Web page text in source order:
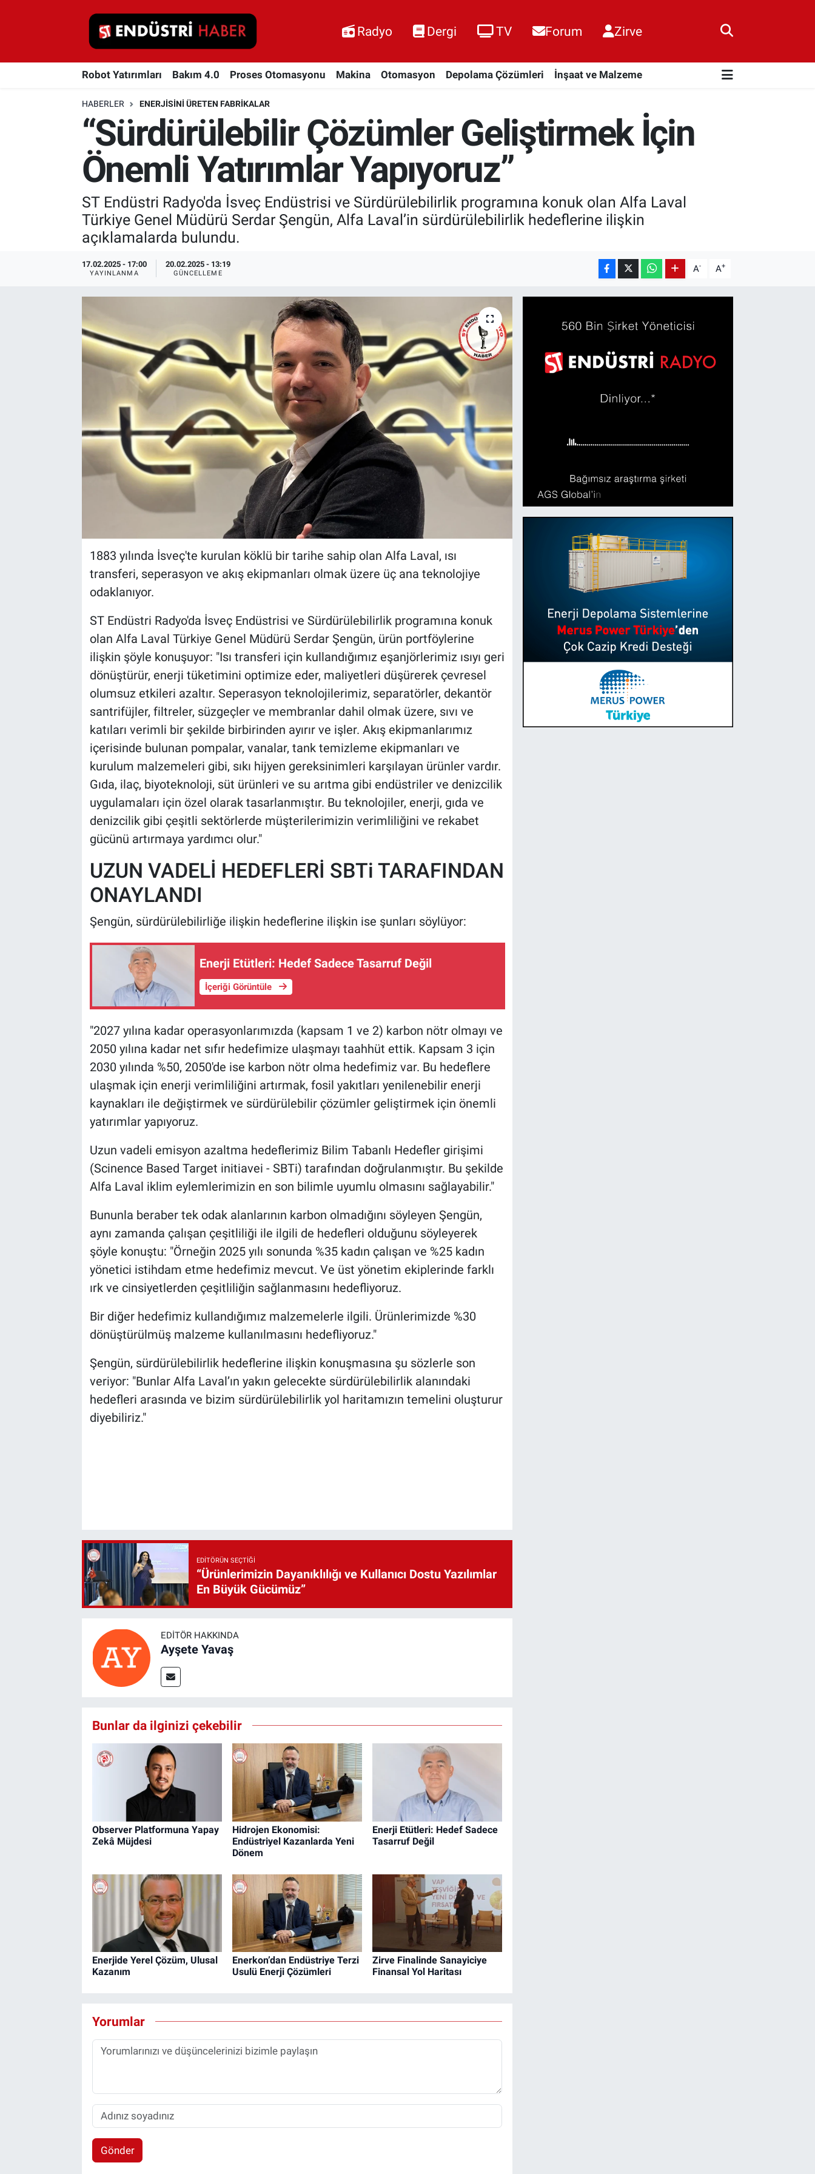
Radyo Dergi TV Forum Zirve
Robot Yatırımları Bakım 4.0 Proses Otomasyonu Makina Otomasyon Depolama Çözümleri İnşaat ve Malzeme
HABERLER ENERJISINI ÜRETEN FABRIKALAR
“Sürdürülebilir Çözümler Geliştirmek İçin
Önemli Yatırımlar Yapıyoruz”
ST Endüstri Radyo'da İsveç Endüstrisi ve Sürdürülebilirlik programına konuk olan Alfa Laval
Türkiye Genel Müdürü Serdar Şengün, Alfa Laval’in sürdürülebilirlik hedeflerine ilişkin
açıklamalarda bulundu.
17.02.2025 - 17:00
YAYINLANMA
20.02.2025 - 13:19
GÜNCELLEME A- A+
1883 yılında İsveç'te kurulan köklü bir tarihe sahip olan Alfa Laval, ısı
transferi, seperasyon ve akış ekipmanları olmak üzere üç ana teknolojiye
odaklanıyor.
ST Endüstri Radyo'da İsveç Endüstrisi ve Sürdürülebilirlik programına konuk
olan Alfa Laval Türkiye Genel Müdürü Serdar Şengün, ürün portföylerine
ilişkin şöyle konuşuyor: "Isı transferi için kullandığımız eşanjörlerimiz ısıyı geri
dönüştürür, enerji tüketimini optimize eder, maliyetleri düşürerek çevresel
olumsuz etkileri azaltır. Seperasyon teknolojilerimiz, separatörler, dekantör
santrifüjler, filtreler, süzgeçler ve membranlar dahil olmak üzere, sıvı ve
katıları verimli bir şekilde birbirinden ayırır ve işler. Akış ekipmanlarımız
içerisinde bulunan pompalar, vanalar, tank temizleme ekipmanları ve
kurulum malzemeleri gibi, sıkı hijyen gereksinimleri karşılayan ürünler vardır.
Gıda, ilaç, biyoteknoloji, süt ürünleri ve su arıtma gibi endüstriler ve denizcilik
uygulamaları için özel olarak tasarlanmıştır. Bu teknolojiler, enerji, gıda ve
denizcilik gibi çeşitli sektörlerde müşterilerimizin verimliliğini ve rekabet
gücünü artırmaya yardımcı olur."
UZUN VADELİ HEDEFLERİ SBTi TARAFINDAN
ONAYLANDI
Şengün, sürdürülebilirliğe ilişkin hedeflerine ilişkin ise şunları söylüyor:
Enerji Etütleri: Hedef Sadece Tasarruf Değil
İçeriği Görüntüle
"2027 yılına kadar operasyonlarımızda (kapsam 1 ve 2) karbon nötr olmayı ve
2050 yılına kadar net sıfır hedefimize ulaşmayı taahhüt ettik. Kapsam 3 için
2030 yılında %50, 2050'de ise karbon nötr olma hedefimiz var. Bu hedeflere
ulaşmak için enerji verimliliğini artırmak, fosil yakıtları yenilenebilir enerji
kaynakları ile değiştirmek ve sürdürülebilir çözümler geliştirmek için önemli
yatırımlar yapıyoruz.
Uzun vadeli emisyon azaltma hedeflerimiz Bilim Tabanlı Hedefler girişimi
(Scinence Based Target initiavei - SBTi) tarafından doğrulanmıştır. Bu şekilde
Alfa Laval iklim eylemlerimizin en son bilimle uyumlu olmasını sağlayabilir."
Bununla beraber tek odak alanlarının karbon olmadığını söyleyen Şengün,
aynı zamanda çalışan çeşitliliği ile ilgili de hedefleri olduğunu söyleyerek
şöyle konuştu: "Örneğin 2025 yılı sonunda %35 kadın çalışan ve %25 kadın
yönetici istihdam etme hedefimiz mevcut. Ve üst yönetim ekiplerinde farklı
ırk ve cinsiyetlerden çeşitliliğin sağlanmasını hedefliyoruz.
Bir diğer hedefimiz kullandığımız malzemelerle ilgili. Ürünlerimizde %30
dönüştürülmüş malzeme kullanılmasını hedefliyoruz."
Şengün, sürdürülebilirlik hedeflerine ilişkin konuşmasına şu sözlerle son
veriyor: "Bunlar Alfa Laval’ın yakın gelecekte sürdürülebilirlik alanındaki
hedefleri arasında ve bizim sürdürülebilirlik yol haritamızın temelini oluşturur
diyebiliriz."
EDITÖRÜN SEÇTIĞI
“Ürünlerimizin Dayanıklılığı ve Kullanıcı Dostu Yazılımlar
En Büyük Gücümüz”
EDITÖR HAKKINDA
Ayşete Yavaş
Bunlar da ilginizi çekebilir
Observer Platformuna Yapay
Zekâ Müjdesi
Hidrojen Ekonomisi:
Endüstriyel Kazanlarda Yeni
Dönem
Enerji Etütleri: Hedef Sadece
Tasarruf Değil
Enerjide Yerel Çözüm, Ulusal
Kazanım
Enerkon’dan Endüstriye Terzi
Usulü Enerji Çözümleri
Zirve Finalinde Sanayiciye
Finansal Yol Haritası
Yorumlar
Gönder
Robot Yatırımları
Proses Otomasyonu
Otomasyon
Depolama Çözümleri
İnşaat ve Malzeme
HaberOrtak
EndüstriST
Enerjisini Üreten Fabrikalar
Endüstri 4.0 Uygulamaları
Ağır Sanayi Çözümleri